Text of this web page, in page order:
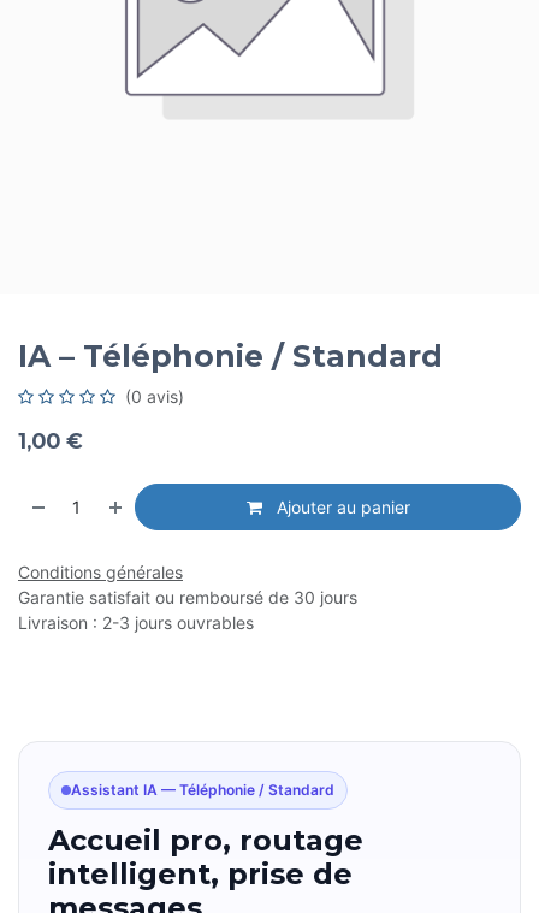
IA – Téléphonie / Standard
(0 avis)
1,00 €
Ajouter au panier
Conditions générales
Garantie satisfait ou remboursé de 30 jours
Livraison : 2-3 jours ouvrables
Assistant IA — Téléphonie / Standard
Accueil pro, routage
intelligent, prise de